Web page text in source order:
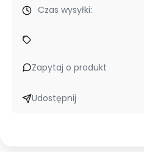
Czas wysyłki:
Zapytaj o produkt
Udostępnij